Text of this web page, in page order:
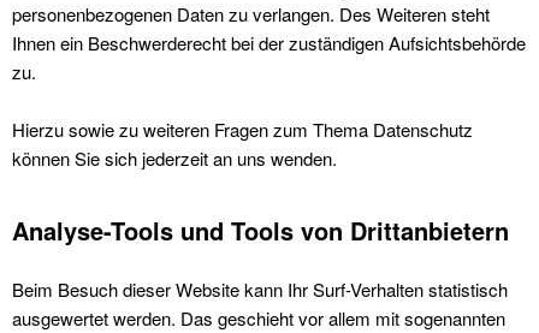
personenbezogenen Daten zu verlangen. Des Weiteren steht
Ihnen ein Beschwerderecht bei der zuständigen Aufsichtsbehörde
zu.
Hierzu sowie zu weiteren Fragen zum Thema Datenschutz
können Sie sich jederzeit an uns wenden.
Analyse-Tools und Tools von Dritt­anbietern
Beim Besuch dieser Website kann Ihr Surf-Verhalten statistisch
ausgewertet werden. Das geschieht vor allem mit sogenannten